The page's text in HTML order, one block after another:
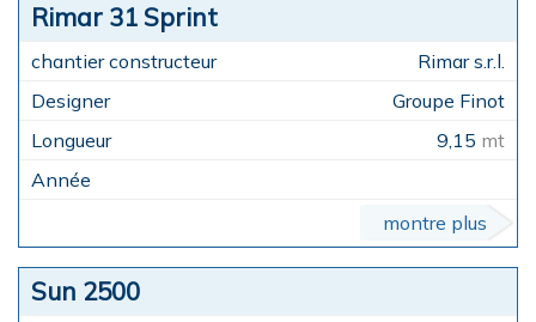
Rimar 31 Sprint
Rimar s.r.l.
Groupe Finot
9,15 mt
montre plus
Sun 2500